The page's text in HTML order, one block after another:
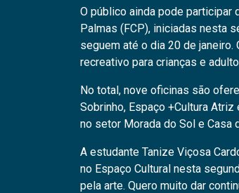
O público ainda pode participar
Palmas (FCP), iniciadas nesta
seguem até o dia 20 de
recreativo para crianças e
No total, nove oficinas são
Sobrinho, Espaço +Cultura
no setor Morada do Sol e Casa
A estudante Tanize Viçosa
no Espaço Cultural nesta
pela arte. Quero muito dar